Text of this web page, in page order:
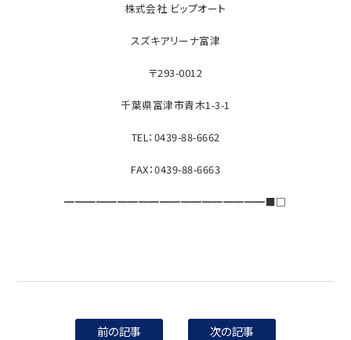
株式会社 ビップオート
スズキアリーナ富津
〒293-0012
千葉県富津市青木1-3-1
TEL：0439-88-6662
FAX：0439-88-6663
━━━━━━━━━━━━━━━━━━━■□
前の記事 次の記事